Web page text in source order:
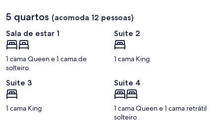
5 quartos (acomoda 12 pessoas)
Sala de estar 1
1 cama Queen e 1 cama de
solteiro
Suite 2
1 cama King
Suite 3
1 cama King
Suite 4
1 cama Queen e 1 cama retrátil
solteiro